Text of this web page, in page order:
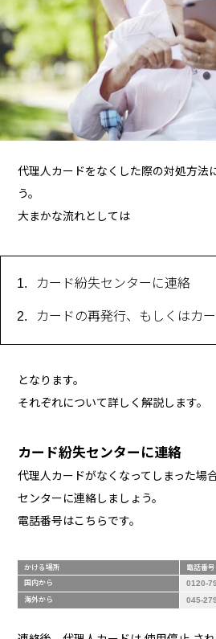
代理人カードをなくした際の対処方法
う。
大まかな流れとしては
カード紛失センターに連絡
カードの再発行、もしくはカ
となります。
それぞれについて詳しく解説します。
カード紛失センターに連絡
代理人カードがなくなってしまった場
センターに連絡しましょう。
電話番号はこちらです。
かける場所
電話番号
国内から
0120-
海外から 045-